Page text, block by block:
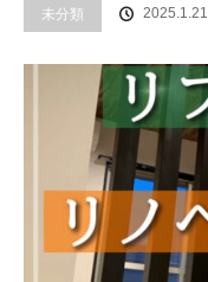
未分類 2025.1.21